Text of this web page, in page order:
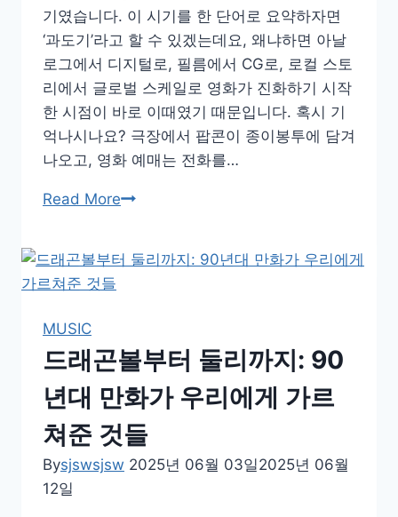
도
시
의
풍
경
기였습니다. 이 시기를 한 단어로 요약하자면
‘과도기’라고 할 수 있겠는데요, 왜냐하면 아날
로그에서 디지털로, 필름에서 CG로, 로컬 스토
리에서 글로벌 스케일로 영화가 진화하기 시작
한 시점이 바로 이때였기 때문입니다. 혹시 기
억나시나요? 극장에서 팝콘이 종이봉투에 담겨
나오고, 영화 예매는 전화를…
Read More90
영
금
기:
우
리
가
MUSIC
드래곤볼부터 둘리까지: 90
년대 만화가 우리에게 가르
쳐준 것들
Bysjswsjsw 2025년 06월 03일2025년 06월
12일